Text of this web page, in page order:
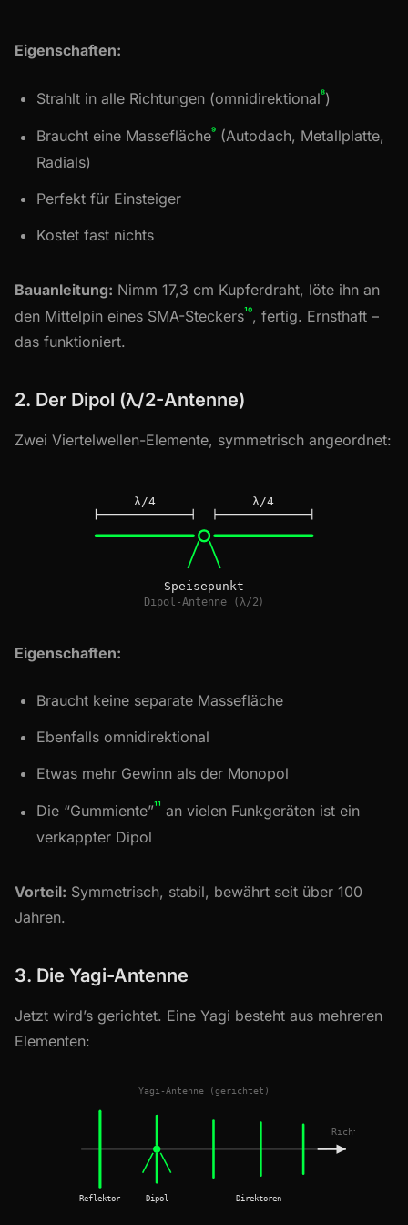
Eigenschaften:
Strahlt in alle Richtungen (omnidirektional⁸)
Braucht eine Massefläche⁹ (Autodach, Metallplatte,
Radials)
Perfekt für Einsteiger
Kostet fast nichts
Bauanleitung: Nimm 17,3 cm Kupferdraht, löte ihn an
den Mittelpin eines SMA-Steckers¹⁰, fertig. Ernsthaft –
das funktioniert.
2. Der Dipol (λ/2-Antenne)
Zwei Viertelwellen-Elemente, symmetrisch angeordnet:
Eigenschaften:
Braucht keine separate Massefläche
Ebenfalls omnidirektional
Etwas mehr Gewinn als der Monopol
Die “Gummiente”¹¹ an vielen Funkgeräten ist ein
verkappter Dipol
Vorteil: Symmetrisch, stabil, bewährt seit über 100
Jahren.
3. Die Yagi-Antenne
Jetzt wird’s gerichtet. Eine Yagi besteht aus mehreren
Elementen: